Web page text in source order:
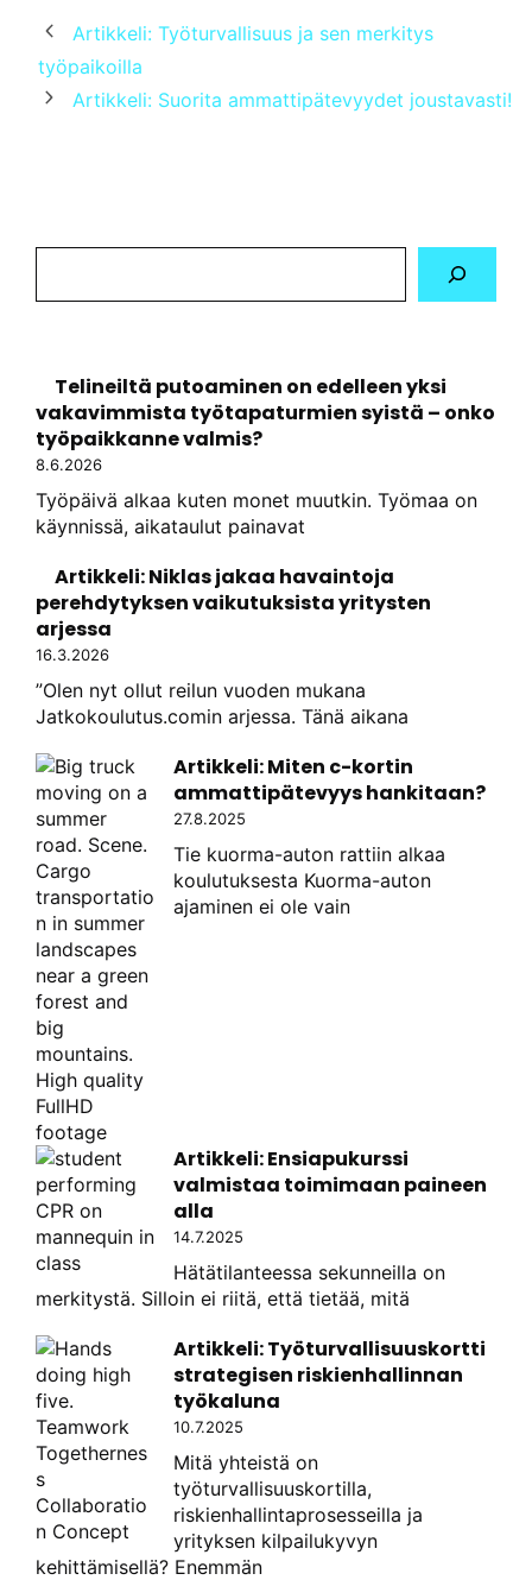
Artikkeli: Työturvallisuus ja sen merkitys
työpaikoilla
Artikkeli: Suorita ammattipätevyydet joustavasti!
Telineiltä putoaminen on edelleen yksi
vakavimmista työtapaturmien syistä – onko
työpaikkanne valmis?
8.6.2026
Työpäivä alkaa kuten monet muutkin. Työmaa on
käynnissä, aikataulut painavat
Artikkeli: Niklas jakaa havaintoja
perehdytyksen vaikutuksista yritysten
arjessa
16.3.2026
”Olen nyt ollut reilun vuoden mukana
Jatkokoulutus.comin arjessa. Tänä aikana
Artikkeli: Miten c-kortin
ammattipätevyys hankitaan?
27.8.2025
Tie kuorma-auton rattiin alkaa
koulutuksesta Kuorma-auton
ajaminen ei ole vain
Artikkeli: Ensiapukurssi
valmistaa toimimaan paineen
alla
14.7.2025
Hätätilanteessa sekunneilla on
merkitystä. Silloin ei riitä, että tietää, mitä
Artikkeli: Työturvallisuuskortti
strategisen riskienhallinnan
työkaluna
10.7.2025
Mitä yhteistä on
työturvallisuuskortilla,
riskienhallintaprosesseilla ja
yrityksen kilpailukyvyn
kehittämisellä? Enemmän